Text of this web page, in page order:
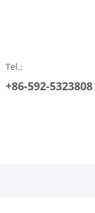
Tel.:
+86-592-5323808